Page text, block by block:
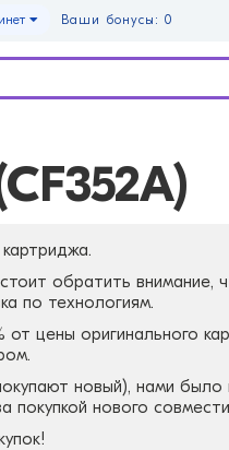
Ваши бонусы: 0
обратить внимание,
по технологиям.
цены оригинального
новый), нами
покупкой нового